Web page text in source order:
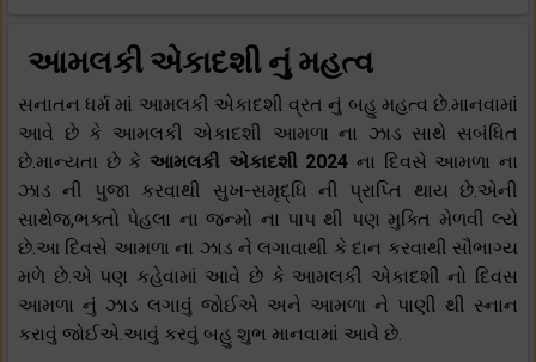
આમલકી એકાદશી નું મહત્વ
સનાતન ધર્મ માં આમલકી એકાદશી વ્રત નું બહુ મહત્વ છે.માનવામાં
આવે છે કે આમલકી એકાદશી આમળા ના ઝાડ સાથે સબંધિત
છે.માન્યતા છે કે આમલકી એકાદશી 2024ના દિવસે આમળા ના
ઝાડ ની પુજા કરવાથી સુખ-સમૃદ્ધિ ની પ્રાપ્તિ થાય છે.એની
સાથેજ,ભક્તો પેહલા ના જન્મો ના પાપ થી પણ મુક્તિ મેળવી લ્યે
છે.આ દિવસે આમળા ના ઝાડ ને લગાવાથી કે દાન કરવાથી સૌભાગ્ય
મળે છે.એ પણ કહેવામાં આવે છે કે આમલકી એકાદશી નો દિવસ
આમળા નું ઝાડ લગાવું જોઈએ અને આમળા ને પાણી થી સ્નાન
કરાવું જોઈએ.આવું કરવું બહુ શુભ માનવામાં આવે છે.